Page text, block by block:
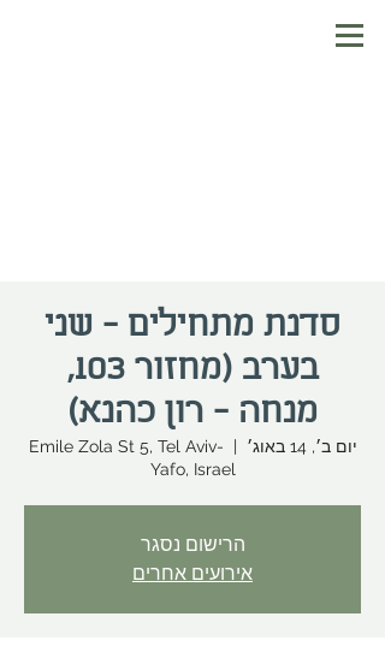
סדנת מתחילים - שני
בערב (מחזור 103,
מנחה - רון כהנא)
יום ב׳, 14 באוג׳
  |
Emile Zola St 5, Tel Aviv-
Yafo, Israel
הרישום נסגר
אירועים אחרים